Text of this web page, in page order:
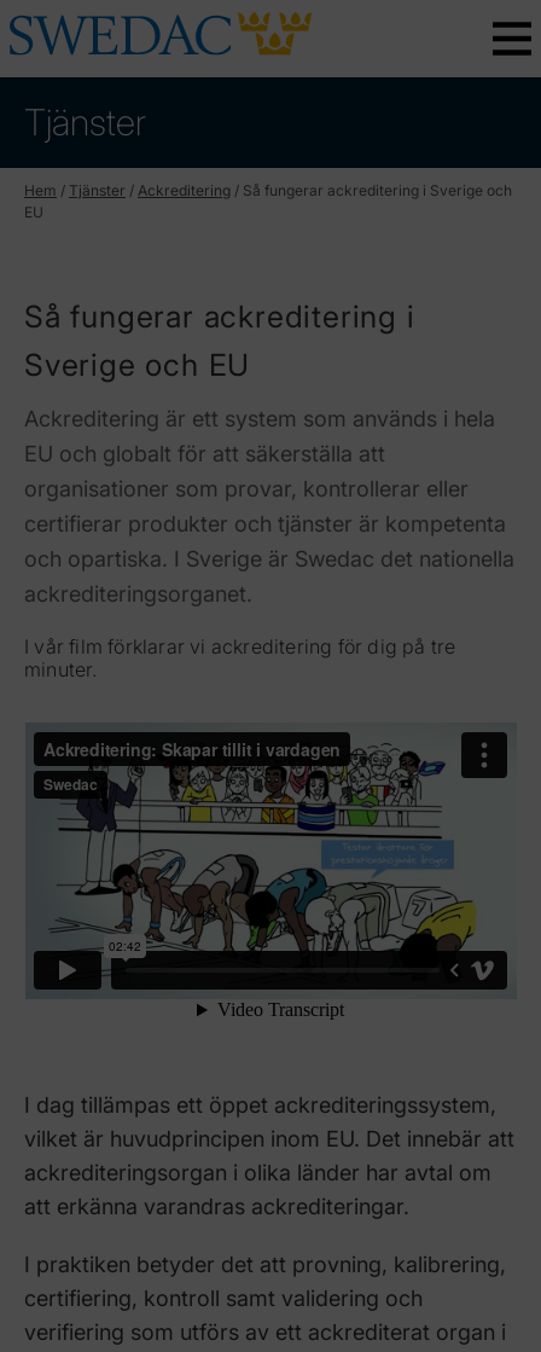
Tjänster
Hem / Tjänster / Ackreditering / Så fungerar ackreditering i Sverige och
EU
Så fungerar ackreditering i
Sverige och EU
Ackreditering är ett system som används i hela
EU och globalt för att säkerställa att
organisationer som provar, kontrollerar eller
certifierar produkter och tjänster är kompetenta
och opartiska. I Sverige är Swedac det nationella
ackrediteringsorganet.
I vår film förklarar vi ackreditering för dig på tre
minuter.
I dag tillämpas ett öppet ackrediteringssystem,
vilket är huvudprincipen inom EU. Det innebär att
ackrediteringsorgan i olika länder har avtal om
att erkänna varandras ackrediteringar.
I praktiken betyder det att provning, kalibrering,
certifiering, kontroll samt validering och
verifiering som utförs av ett ackrediterat organ i